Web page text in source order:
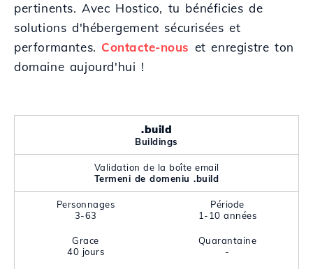
pertinents. Avec Hostico, tu bénéficies de
solutions d'hébergement sécurisées et
performantes. Contacte-nous et enregistre ton
domaine aujourd'hui !
.build
Buildings
Validation de la boîte email
Termeni de domeniu .build
Personnages
3-63
Période
1-10 années
Grace
40 jours
Quarantaine
-